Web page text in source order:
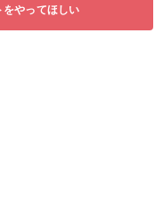
やってほしい